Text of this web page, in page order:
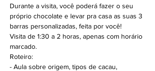
Durante a visita, você poderá fazer o seu
próprio chocolate e levar pra casa as suas 3
barras personalizadas, feita por você!
Visita de 1:30 a 2 horas, apenas com horário
marcado.
Roteiro:
- Aula sobre origem, tipos de cacau,